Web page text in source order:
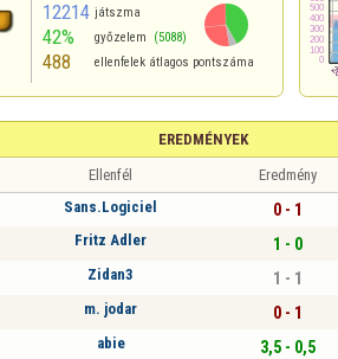
12214 játszma
42% győzelem (5088)
488 ellenfelek átlagos pontszáma
EREDMÉNYEK
Ellenfél Eredmény
Sans.Logiciel 0 - 1
Fritz Adler 1 - 0
Zidan3 1 - 1
m. jodar 0 - 1
abie 3,5 - 0,5